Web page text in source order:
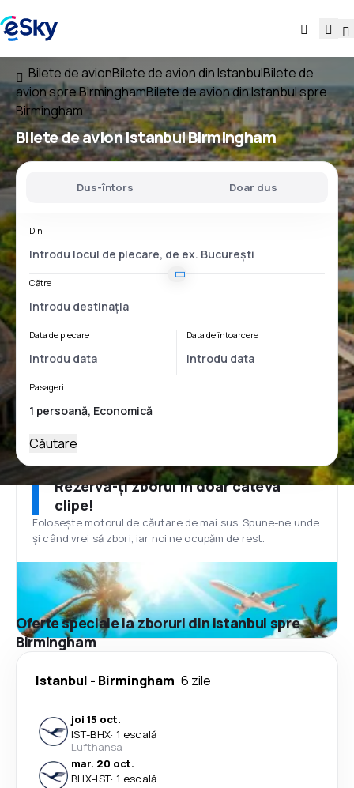
Bilete de avionBilete de avion din IstanbulBilete de
avion spre BirminghamBilete de avion din Istanbul spre
Birmingham
Bilete de avionIstanbul Birmingham
Dus-întors Doar dus
Din
Către
Data de plecare Data de întoarcere
Pasageri
Căutare
Rezervă-ți zborul în doar câteva
clipe!
Folosește motorul de căutare de mai sus. Spune-ne unde
și când vrei să zbori, iar noi ne ocupăm de rest.
Oferte speciale la zboruri din Istanbul spre
Birmingham
Istanbul - Birmingham 6 zile
joi 15 oct.
IST-BHX· 1 escală
Lufthansa
mar. 20 oct.
BHX-IST· 1 escală